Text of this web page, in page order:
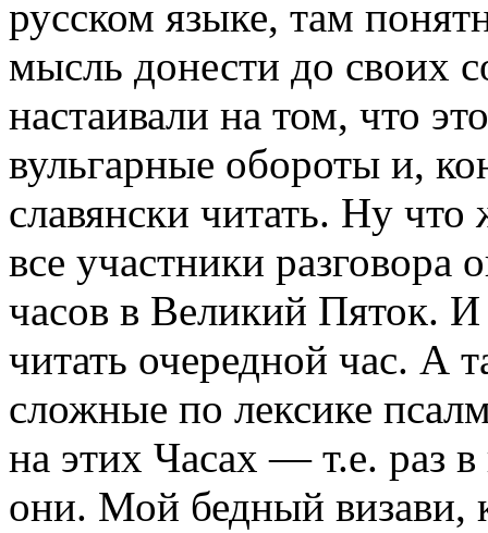
русском языке, там
мысль донести до своих
настаивали на том, что
вульгарные обороты и,
славянски читать. Ну
все участники разговора
часов в Великий Пяток.
читать очередной час. А
сложные по лексике
на этих Часах — т.е. раз
они. Мой бедный визави,